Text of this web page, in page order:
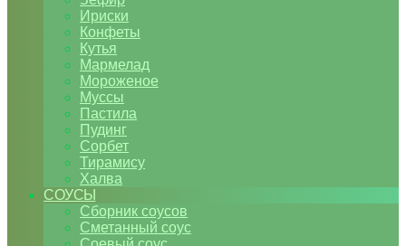
Ириски
Конфеты
Кутья
Мармелад
Мороженое
Муссы
Пастила
Пудинг
Сорбет
Тирамису
Халва
СОУСЫ
Сборник соусов
Сметанный соус